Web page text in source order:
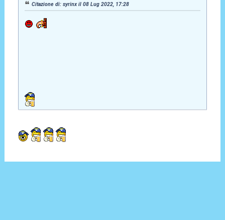
Citazione di: syrinx il 08 Lug 2022, 17:28